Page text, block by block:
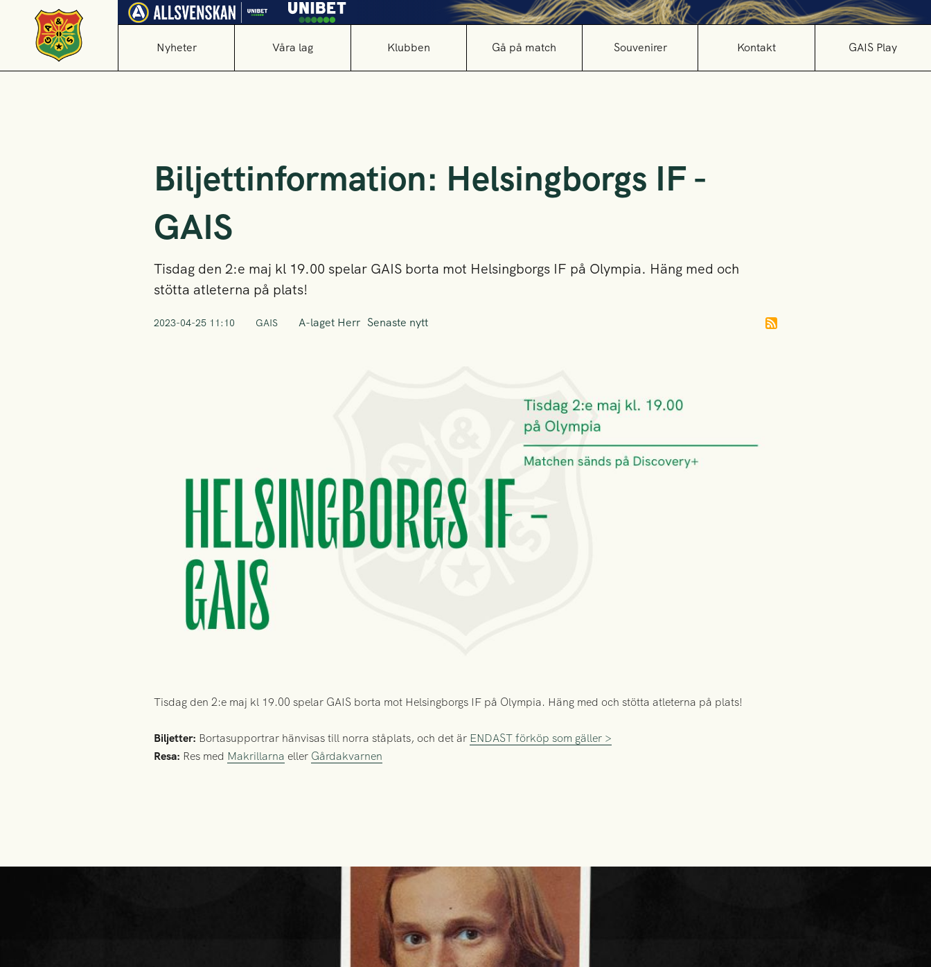
Nyheter Våra lag Klubben Gå på match Souvenirer Kontakt GAIS Play
Biljettinformation: Helsingborgs IF -
GAIS
Tisdag den 2:e maj kl 19.00 spelar GAIS borta mot Helsingborgs IF på Olympia. Häng med och
stötta atleterna på plats!
2023-04-25 11:10 GAIS A-laget Herr Senaste nytt
Tisdag den 2:e maj kl 19.00 spelar GAIS borta mot Helsingborgs IF på Olympia. Häng med och stötta atleterna på plats!
Biljetter: Bortasupportrar hänvisas till norra ståplats, och det är ENDAST förköp som gäller >
Resa: Res med Makrillarna eller Gårdakvarnen